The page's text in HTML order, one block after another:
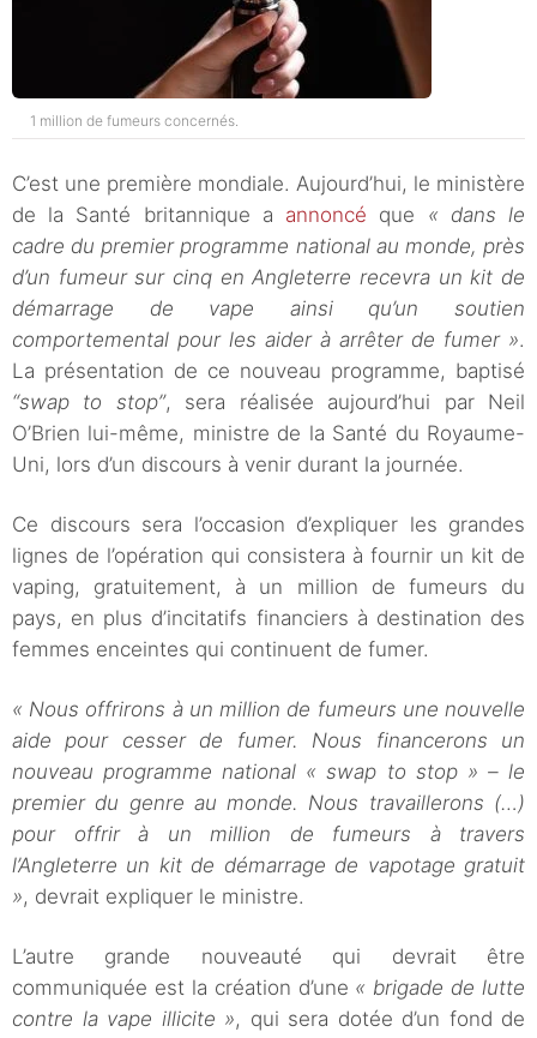
1 million de fumeurs concernés.
C’est une première mondiale. Aujourd’hui, le ministère
de la Santé britannique a annoncé que « dans le
cadre du premier programme national au monde, près
d’un fumeur sur cinq en Angleterre recevra un kit de
démarrage de vape ainsi qu’un soutien
comportemental pour les aider à arrêter de fumer ».
La présentation de ce nouveau programme, baptisé
“swap to stop”, sera réalisée aujourd’hui par Neil
O’Brien lui-même, ministre de la Santé du Royaume-
Uni, lors d’un discours à venir durant la journée.
Ce discours sera l’occasion d’expliquer les grandes
lignes de l’opération qui consistera à fournir un kit de
vaping, gratuitement, à un million de fumeurs du
pays, en plus d’incitatifs financiers à destination des
femmes enceintes qui continuent de fumer.
« Nous offrirons à un million de fumeurs une nouvelle
aide pour cesser de fumer. Nous financerons un
nouveau programme national « swap to stop » – le
premier du genre au monde. Nous travaillerons (…)
pour offrir à un million de fumeurs à travers
l’Angleterre un kit de démarrage de vapotage gratuit
», devrait expliquer le ministre.
L’autre grande nouveauté qui devrait être
communiquée est la création d’une « brigade de lutte
contre la vape illicite », qui sera dotée d’un fond de